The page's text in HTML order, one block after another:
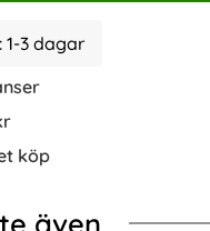
1-3 dagar
köp
även